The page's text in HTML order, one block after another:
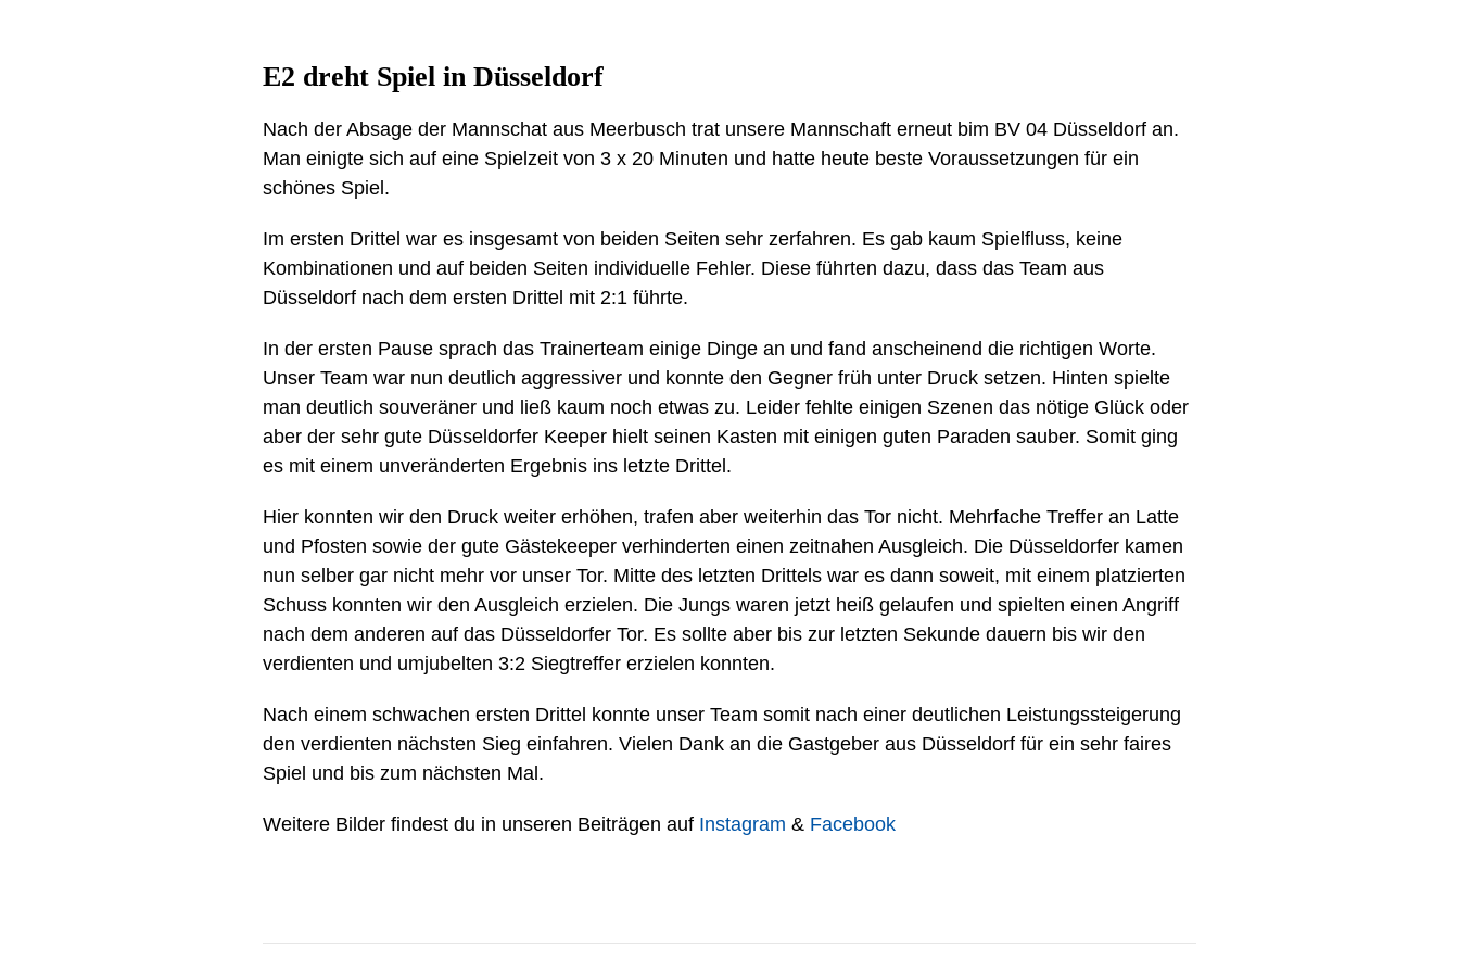
E2 dreht Spiel in Düsseldorf
Nach der Absage der Mannschat aus Meerbusch trat unsere Mannschaft erneut bim BV 04 Düsseldorf an.
Man einigte sich auf eine Spielzeit von 3 x 20 Minuten und hatte heute beste Voraussetzungen für ein
schönes Spiel.
Im ersten Drittel war es insgesamt von beiden Seiten sehr zerfahren. Es gab kaum Spielfluss, keine
Kombinationen und auf beiden Seiten individuelle Fehler. Diese führten dazu, dass das Team aus
Düsseldorf nach dem ersten Drittel mit 2:1 führte.
In der ersten Pause sprach das Trainerteam einige Dinge an und fand anscheinend die richtigen Worte.
Unser Team war nun deutlich aggressiver und konnte den Gegner früh unter Druck setzen. Hinten spielte
man deutlich souveräner und ließ kaum noch etwas zu. Leider fehlte einigen Szenen das nötige Glück oder
aber der sehr gute Düsseldorfer Keeper hielt seinen Kasten mit einigen guten Paraden sauber. Somit ging
es mit einem unveränderten Ergebnis ins letzte Drittel.
Hier konnten wir den Druck weiter erhöhen, trafen aber weiterhin das Tor nicht. Mehrfache Treffer an Latte
und Pfosten sowie der gute Gästekeeper verhinderten einen zeitnahen Ausgleich. Die Düsseldorfer kamen
nun selber gar nicht mehr vor unser Tor. Mitte des letzten Drittels war es dann soweit, mit einem platzierten
Schuss konnten wir den Ausgleich erzielen. Die Jungs waren jetzt heiß gelaufen und spielten einen Angriff
nach dem anderen auf das Düsseldorfer Tor. Es sollte aber bis zur letzten Sekunde dauern bis wir den
verdienten und umjubelten 3:2 Siegtreffer erzielen konnten.
Nach einem schwachen ersten Drittel konnte unser Team somit nach einer deutlichen Leistungssteigerung
den verdienten nächsten Sieg einfahren. Vielen Dank an die Gastgeber aus Düsseldorf für ein sehr faires
Spiel und bis zum nächsten Mal.
Weitere Bilder findest du in unseren Beiträgen auf Instagram & Facebook